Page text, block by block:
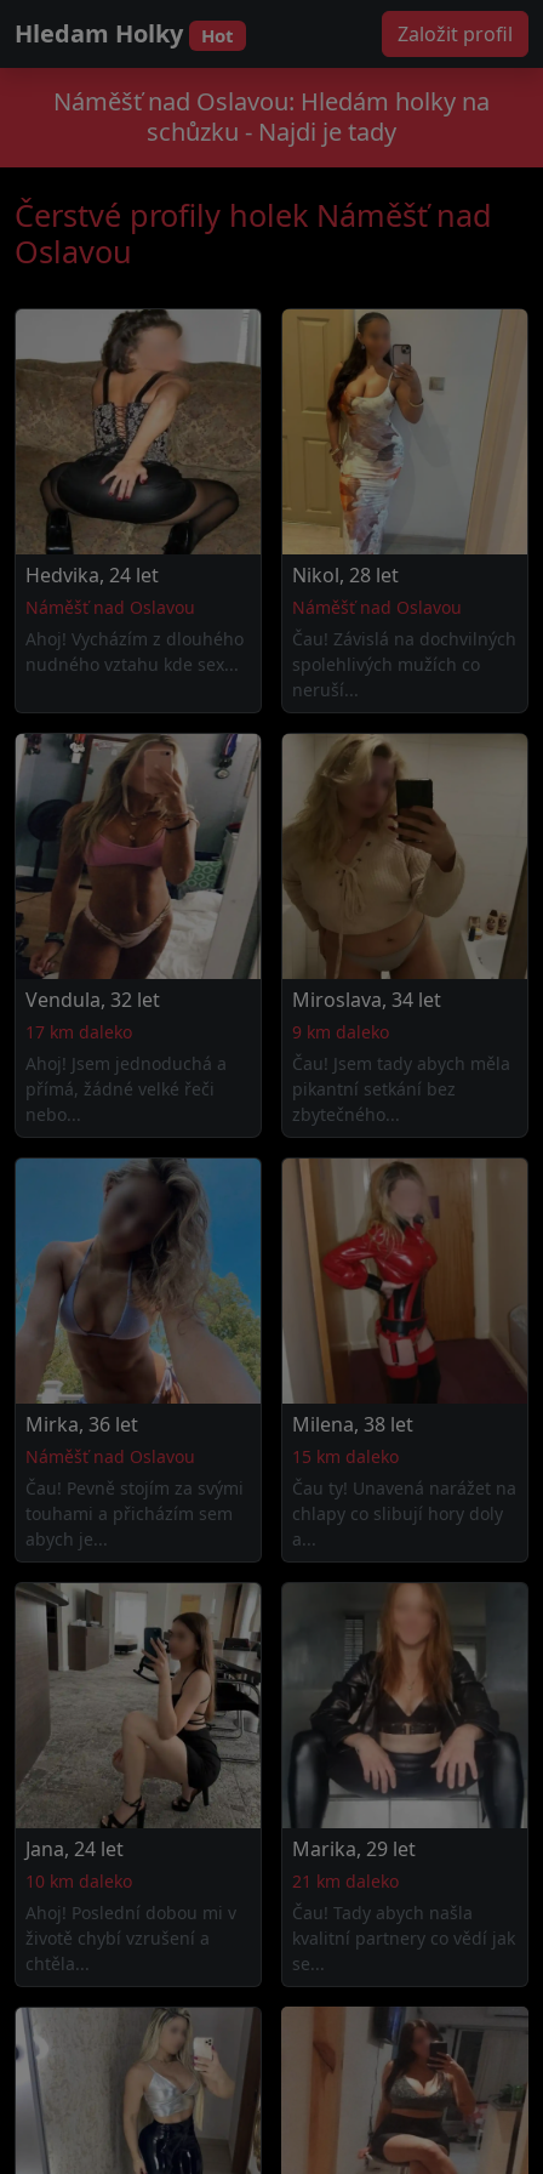
Hledam Holky Hot Založit profil
Náměšť nad Oslavou: Hledám holky na
schůzku - Najdi je tady
Čerstvé profily holek Náměšť nad
Oslavou
Hedvika, 24 let
Náměšť nad Oslavou
Ahoj! Vycházím z dlouhého
nudného vztahu kde sex...
Nikol, 28 let
Náměšť nad Oslavou
Čau! Závislá na dochvilných
spolehlivých mužích co
neruší...
Vendula, 32 let
17 km daleko
Ahoj! Jsem jednoduchá a
přímá, žádné velké řeči
nebo...
Miroslava, 34 let
9 km daleko
Čau! Jsem tady abych měla
pikantní setkání bez
zbytečného...
Mirka, 36 let
Náměšť nad Oslavou
Čau! Pevně stojím za svými
touhami a přicházím sem
abych je...
Milena, 38 let
15 km daleko
Čau ty! Unavená narážet na
chlapy co slibují hory doly
a...
Jana, 24 let
10 km daleko
Ahoj! Poslední dobou mi v
životě chybí vzrušení a
chtěla...
Marika, 29 let
21 km daleko
Čau! Tady abych našla
kvalitní partnery co vědí jak
se...